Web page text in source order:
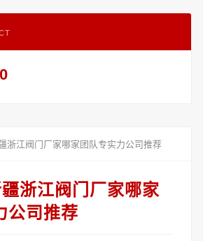
浙江阀门厂家哪家团队专实力公司推荐
浙江阀门厂家哪家
公司推荐